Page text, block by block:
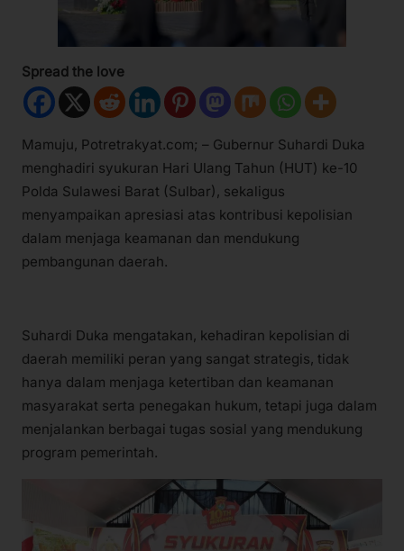
Spread the love
Mamuju, Potretrakyat.com; – Gubernur Suhardi Duka
menghadiri syukuran Hari Ulang Tahun (HUT) ke-10
Polda Sulawesi Barat (Sulbar), sekaligus
menyampaikan apresiasi atas kontribusi kepolisian
dalam menjaga keamanan dan mendukung
pembangunan daerah.
Suhardi Duka mengatakan, kehadiran kepolisian di
daerah memiliki peran yang sangat strategis, tidak
hanya dalam menjaga ketertiban dan keamanan
masyarakat serta penegakan hukum, tetapi juga dalam
menjalankan berbagai tugas sosial yang mendukung
program pemerintah.